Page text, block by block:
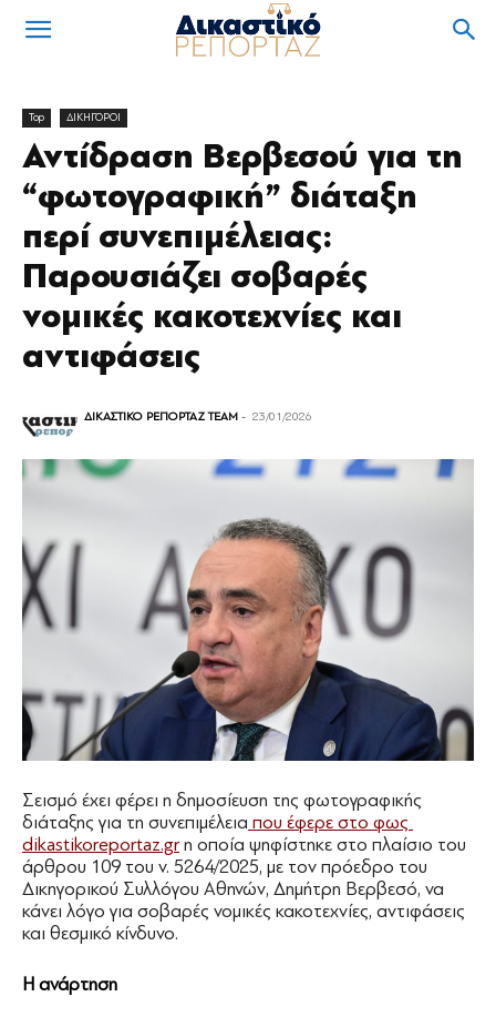
Top ΔΙΚΗΓΟΡΟΙ
Αντίδραση Βερβεσού για τη
“φωτογραφική” διάταξη
περί συνεπιμέλειας:
Παρουσιάζει σοβαρές
νομικές κακοτεχνίες και
αντιφάσεις
ΔΙΚΑΣΤΙΚΟ ΡΕΠΟΡΤΑΖ TEAM - 23/01/2026
Σεισμό έχει φέρει η δημοσίευση της φωτογραφικής
διάταξης για τη συνεπιμέλεια που έφερε στο φως
dikastikoreportaz.gr η οποία ψηφίστηκε στο πλαίσιο του
άρθρου 109 του ν. 5264/2025, με τον πρόεδρο του
Δικηγορικού Συλλόγου Αθηνών, Δημήτρη Βερβεσό, να
κάνει λόγο για σοβαρές νομικές κακοτεχνίες, αντιφάσεις
και θεσμικό κίνδυνο.
H ανάρτηση